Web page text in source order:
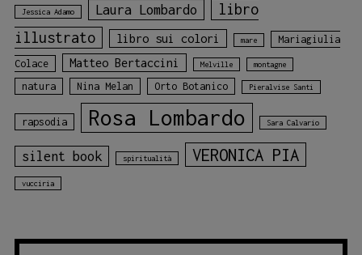
Jessica Adamo Laura Lombardo
libro
illustrato
libro sui colori mare
Mariagiulia
Colace
Matteo Bertaccini Melville montagne
natura Nina Melan Orto Botanico Pieralvise Santi
rapsodia Rosa Lombardo Sara Calvario
silent book spiritualità VERONICA PIA
vucciria